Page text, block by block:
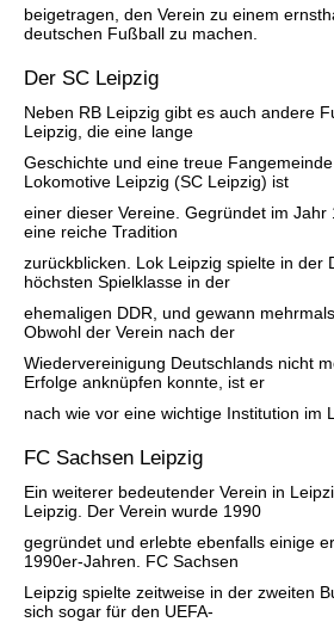
beigetragen, den Verein zu einem
deutschen Fußball zu machen.
Der SC Leipzig
Neben RB Leipzig gibt es auch andere
Leipzig, die eine lange
Geschichte und eine treue
Lokomotive Leipzig (SC Leipzig) ist
einer dieser Vereine. Gegründet im
eine reiche Tradition
zurückblicken. Lok Leipzig spielte in der
höchsten Spielklasse in der
ehemaligen DDR, und gewann
Obwohl der Verein nach der
Wiedervereinigung Deutschlands nicht
Erfolge anknüpfen konnte, ist er
nach wie vor eine wichtige Institution im
FC Sachsen Leipzig
Ein weiterer bedeutender Verein in
Leipzig. Der Verein wurde 1990
gegründet und erlebte ebenfalls einige
1990er-Jahren. FC Sachsen
Leipzig spielte zeitweise in der zweiten
sich sogar für den UEFA-